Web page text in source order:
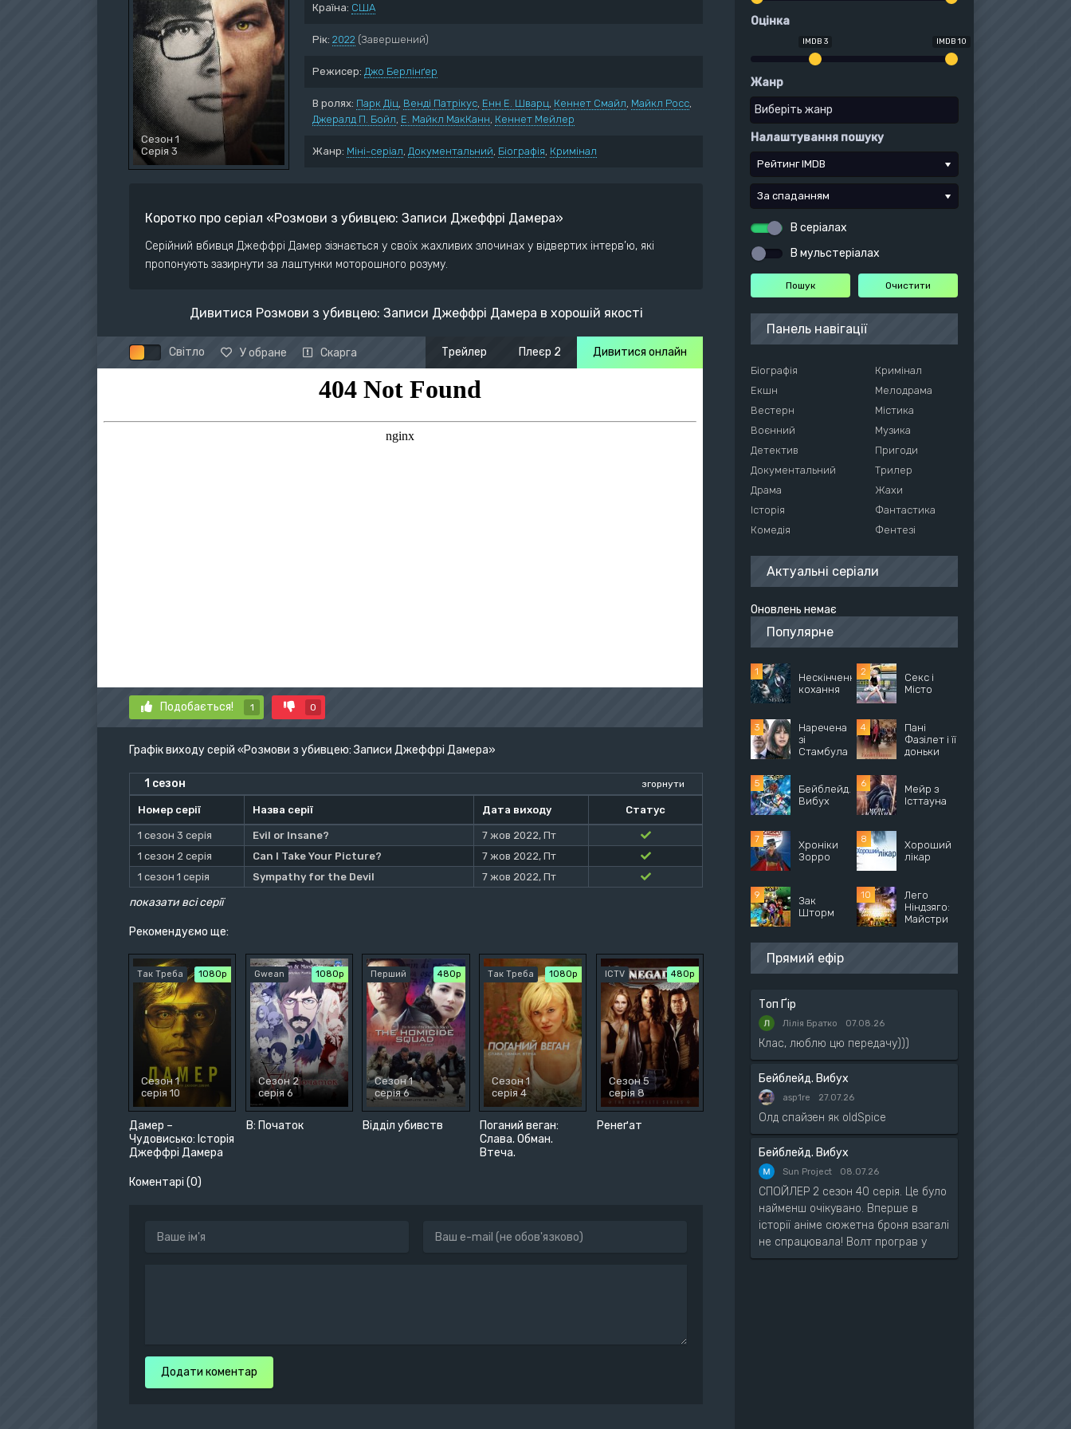
Сезон 1
Серія 3
Країна: США
Рік: 2022 (Завершений)
Режисер: Джо Берлінґер
В ролях: Парк Діц, Венді Патрікус, Енн Е. Шварц, Кеннет Смайл, Майкл Росс,
Джералд П. Бойл, Е. Майкл МакКанн, Кеннет Мейлер
Жанр: Міні-серіал, Документальний, Біографія, Кримінал
Коротко про серіал «Розмови з убивцею: Записи Джеффрі Дамера»
Серійний вбивця Джеффрі Дамер зізнається у своїх жахливих злочинах у відвертих інтерв’ю, які
пропонують зазирнути за лаштунки моторошного розуму.
Дивитися Розмови з убивцею: Записи Джеффрі Дамера в хорошій якості
Світло У обране Скарга Дивитися онлайн
Плеєр 2
Трейлер
Подобається! 1 0
Графік виходу серій «Розмови з убивцею: Записи Джеффрі Дамера»
1 сезон згорнути
Номер серії Назва серії Дата виходу Статус
1 сезон 3 серія Evil or Insane?
7 жов 2022, Пт
1 сезон 2 серія
Can I Take Your Picture?
7 жов 2022, Пт
1 сезон 1 серія
Sympathy for the Devil 7 жов 2022, Пт
показати всі серії
Рекомендуємо ще:
Дамер –
Чудовисько: Історія
Джеффрі Дамера
Так Треба 1080p
Сезон 1
серія 10
B: Початок
Gwean 1080p
Сезон 2
серія 6
Відділ убивств
Перший 480р
Сезон 1
серія 6
Поганий веган:
Слава. Обман.
Втеча.
Так Треба 1080p
Сезон 1
серія 4
Ренеґат
ICTV 480р
Сезон 5
серія 8
Коментарі (0)
Додати коментар
Оцінка
IMDB 3 IMDB 10
Жанр
Налаштування пошуку
Рейтинг IMDB
За спаданням
В серіалах
В мульстеріалах
Панель навігації
Біографія
Екшн
Вестерн
Воєнний
Детектив
Документальний
Драма
Історія
Комедія
Кримінал
Мелодрама
Містика
Музика
Пригоди
Трилер
Жахи
Фантастика
Фентезі
Актуальні серіали
Оновлень немає
Популярне
Нескінченне
кохання
Секс і
Місто
Наречена
зі
Стамбула
Пані
Фазілет і її
доньки
Бейблейд.
Вибух
Мейр з
Істтауна
Хроніки
Зорро
Хороший
лікар
Зак
Шторм
Лего
Ніндзяго:
Майстри
Прямий ефір
Топ Ґір
Лілія Братко 07.08.26
Клас, люблю цю передачу)))
Бейблейд. Вибух
asp1re 27.07.26
Олд спайзен як oldSpice
Бейблейд. Вибух
Sun Project 08.07.26
СПОЙЛЕР 2 сезон 40 серія. Це було
найменш очікувано. Вперше в
історії аніме сюжетна броня взагалі
не спрацювала! Волт програв у
Воєнний
Детектив
Драма
Історія
Комедія
Фентезі